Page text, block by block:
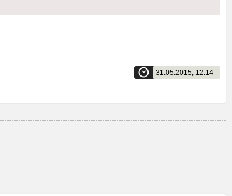
31.05.2015, 12:14 -